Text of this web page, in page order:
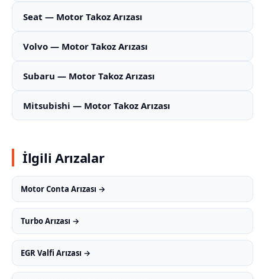
Seat — Motor Takoz Arızası
Volvo — Motor Takoz Arızası
Subaru — Motor Takoz Arızası
Mitsubishi — Motor Takoz Arızası
İlgili Arızalar
Motor Conta Arızası →
Turbo Arızası →
EGR Valfi Arızası →